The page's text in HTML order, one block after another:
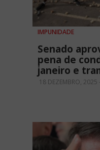
IMPUNIDADE
Senado
pena de
janeiro e
18 DEZEMBRO,